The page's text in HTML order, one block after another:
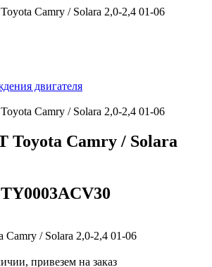
Camry / Solara 2,0-2,4 01-06
двигателя
Camry / Solara 2,0-2,4 01-06
Toyota Camry / Solara
Camry / Solara 2,0-2,4 01-06
привезем на заказ